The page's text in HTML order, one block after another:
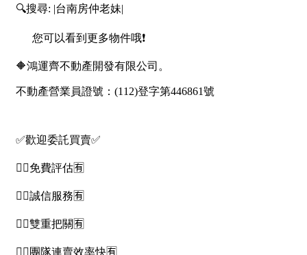
不拘
20-30 年 30-40 年